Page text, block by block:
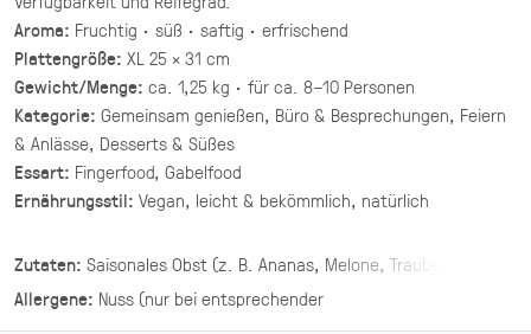
Aroma: Fruchtig · süß · saftig · erfrischend
Plattengröße: XL 25 × 31 cm
Gewicht/Menge: ca. 1,25 kg · für ca. 8–10 Personen
Kategorie: Gemeinsam genießen, Büro & Besprechungen, Feiern
& Anlässe, Desserts & Süßes
Essart: Fingerfood, Gabelfood
Ernährungsstil: Vegan, leicht & bekömmlich, natürlich
Zutaten: Saisonales Obst (z. B. Ananas, Melone, Trauben,
Erdbeeren, Beeren, Apfel, Orange, Kiwi)
Allergene: Nuss (nur bei entsprechender
(inkl. MwSt.)
Asiatische Brokkoli Platte
vegan
gegrillter Brokkoli und Champignons in
34,90 € für 1 ×
Mezze Mix Deluxe